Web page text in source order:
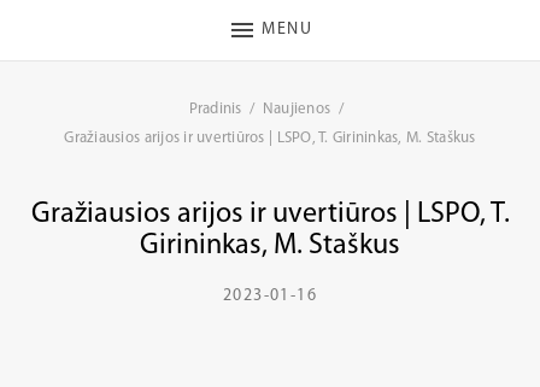
MENU
Pradinis
Naujienos
Gražiausios arijos ir uvertiūros | LSPO, T. Girininkas, M. Staškus
Gražiausios arijos ir uvertiūros | LSPO, T.
Girininkas, M. Staškus
2023-01-16